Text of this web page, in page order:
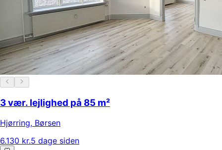
3 vær. lejlighed på 85 m²
Hjørring, Børsen
6.130 kr.5 dage siden